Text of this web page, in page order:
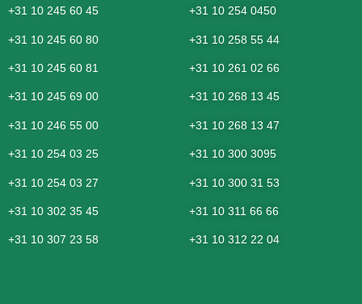
+31 10 245 60 45
+31 10 245 60 80
+31 10 245 60 81
+31 10 245 69 00
+31 10 246 55 00
+31 10 254 03 25
+31 10 254 03 27
+31 10 302 35 45
+31 10 307 23 58
+31 10 254 0450
+31 10 258 55 44
+31 10 261 02 66
+31 10 268 13 45
+31 10 268 13 47
+31 10 300 3095
+31 10 300 31 53
+31 10 311 66 66
+31 10 312 22 04